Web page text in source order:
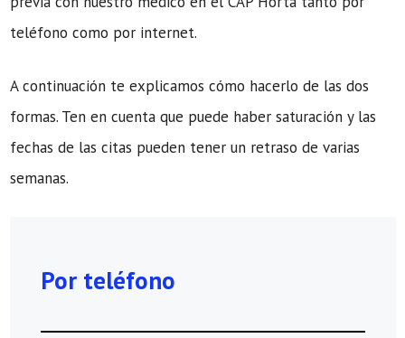
teléfono como por internet.
A continuación te explicamos cómo hacerlo de las dos
formas. Ten en cuenta que puede haber saturación y las
fechas de las citas pueden tener un retraso de varias
semanas.
Por teléfono